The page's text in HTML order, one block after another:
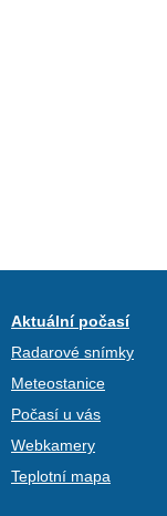
Aktuální počasí
Radarové snímky
Meteostanice
Počasí u vás
Webkamery
Teplotní mapa